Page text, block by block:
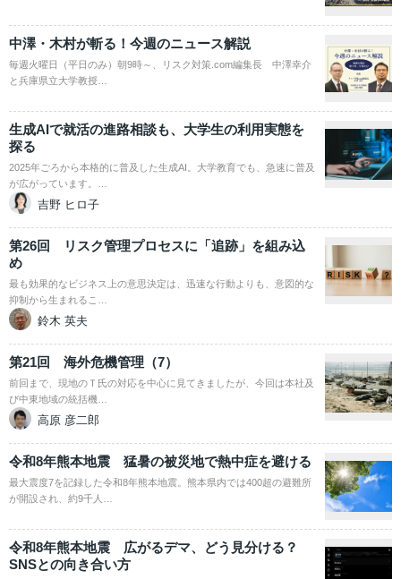
中澤・木村が斬る！今週のニュース解説
毎週火曜日（平日のみ）朝9時～、リスク対策.com編集長 中澤幸介
と兵庫県立大学教授…
生成AIで就活の進路相談も、大学生の利用実態を
探る
2025年ごろから本格的に普及した生成AI。大学教育でも、急速に普及
が広がっています。…
吉野 ヒロ子
第26回 リスク管理プロセスに「追跡」を組み込
め
最も効果的なビジネス上の意思決定は、迅速な行動よりも、意図的な
抑制から生まれるこ…
鈴木 英夫
第21回 海外危機管理（7）
前回まで、現地のＴ氏の対応を中心に見てきましたが、今回は本社及
び中東地域の統括機…
高原 彦二郎
令和8年熊本地震 猛暑の被災地で熱中症を避ける
最大震度7を記録した令和8年熊本地震。熊本県内では400超の避難所
が開設され、約9千人…
令和8年熊本地震 広がるデマ、どう見分ける？
SNSとの向き合い方